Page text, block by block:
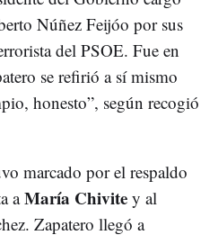
Núñez Feijóo por sus
del PSOE. Fue en
se refirió a sí mismo
honesto”, según recogió
marcado por el respaldo
aMaría Chivite y al
Zapatero llegó a